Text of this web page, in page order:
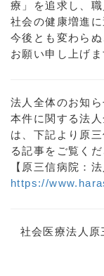
療」を追求し、
社会の健康増進
今後とも変わら
お願い申し上げま
法人全体のお知
本件に関する法
は、下記より原
る記事をご覧くだ
【原三信病院：
https://
社会医療法人